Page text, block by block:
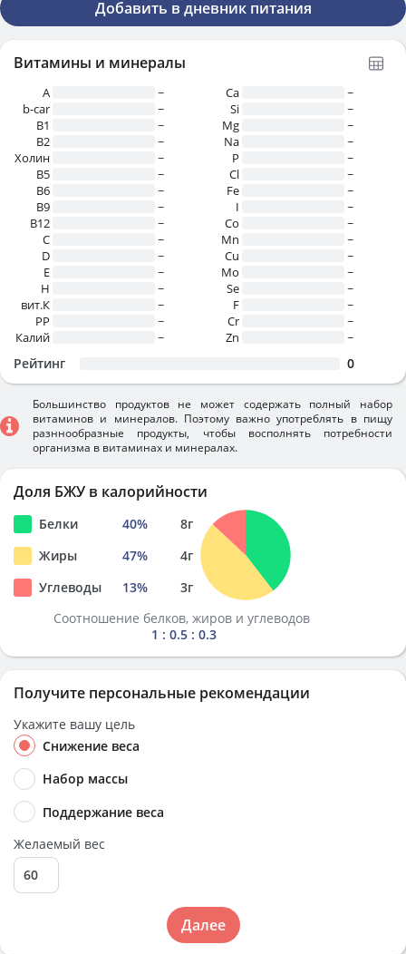
Добавить в дневник питания
Витамины и минералы
A
~
b-car
~
В1
~
B2
~
Холин
~
B5
~
B6
~
B9
~
B12
~
C
~
D
~
E
~
H
~
вит.К
~
PP
~
Калий
~
Ca
~
Si
~
Mg
~
Na
~
P
~
Cl
~
Fe
~
I
~
Co
~
Mn
~
Cu
~
Mo
~
Se
~
F
~
Cr
~
Zn
~
Рейтинг 0
Большинство продуктов не может содержать полный набор
витаминов и минералов. Поэтому важно употреблять в пищу
разннообразные продукты, чтобы восполнять потребности
организма в витаминах и минералах.
Доля БЖУ в калорийности
Белки 40% 8г
Жиры
47% 4г
Углеводы
13% 3г
Соотношение белков, жиров и углеводов
1 : 0.5 : 0.3
Получите персональные рекомендации
Укажите вашу цель
Снижение веса
Набор массы
Поддержание веса
Желаемый вес
Далее